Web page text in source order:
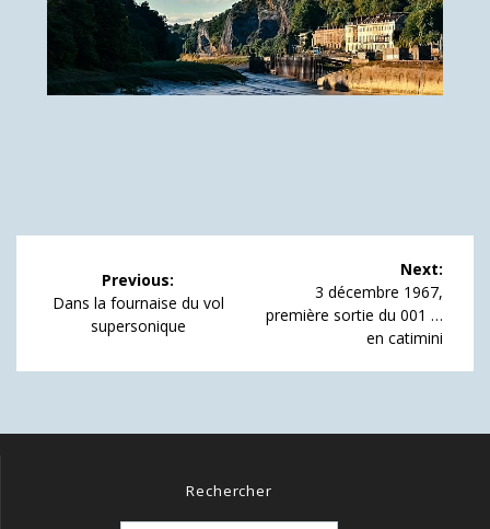
de
l’article
Previous:
Previous
Dans la fournaise du vol
supersonique
Next:
Next
post:
3 décembre 1967,
première sortie du 001 …
en catimini
Rechercher